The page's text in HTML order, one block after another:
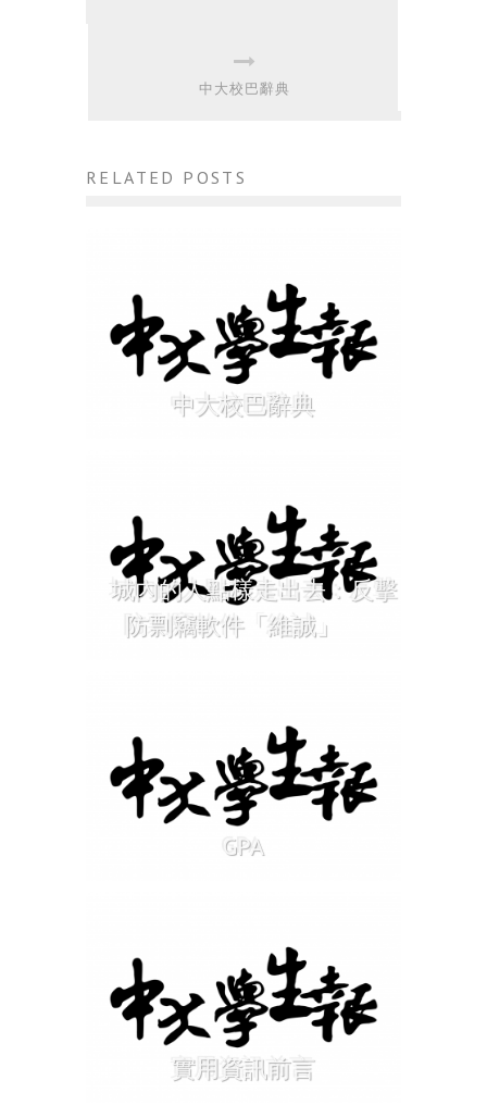
中大校巴辭典
RELATED POSTS
中大校巴辭典
城內的人點樣走出去：反擊
防剽竊軟件「維誠」
GPA
實用資訊前言